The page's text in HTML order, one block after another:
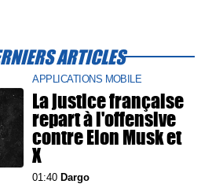
ARTICLES
APPLICATIONS MOBILE
La justice française
repart à l'offensive
contre Elon Musk et
X
01:40Dargo